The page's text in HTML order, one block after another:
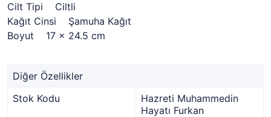
Cilt Tipi Ciltli
Kağıt Cinsi Şamuha Kağıt
Boyut 17 x 24.5 cm
Diğer Özellikler
Stok Kodu
Hazreti Muhammedin
Hayatı Furkan